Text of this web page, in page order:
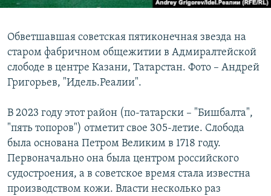
Обветшавшая советская пятиконечная звезда на
старом фабричном общежитии в Адмиралтейской
слободе в центре Казани, Татарстан. Фото – Андрей
Григорьев, "Идель.Реалии".
В 2023 году этот район (по-татарски – "Бишбалта",
"пять топоров") отметит свое 305-летие. Слобода
была основана Петром Великим в 1718 году.
Первоначально она была центром российского
судостроения, а в советское время стала известна
производством кожи. Власти несколько раз